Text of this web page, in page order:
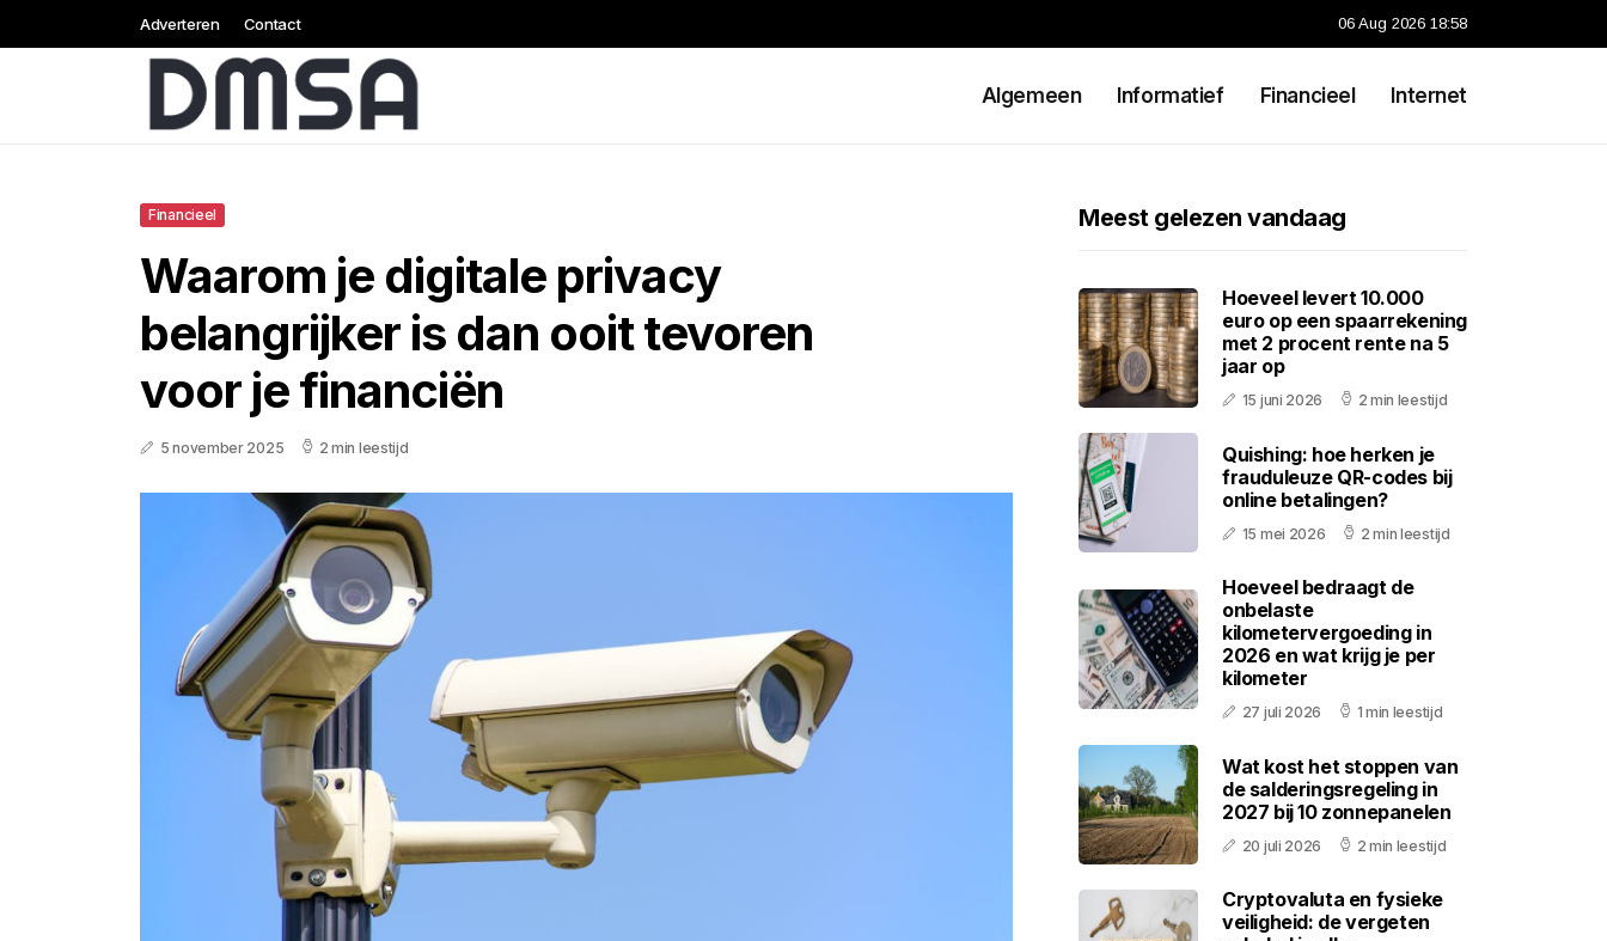
Adverteren Contact 06 Aug 2026 18:58
Algemeen Informatief Financieel Internet
Financieel
Waarom je digitale privacy
belangrijker is dan ooit tevoren
voor je financiën
5 november 2025 2 min leestijd
Meest gelezen vandaag
Hoeveel levert 10.000
euro op een spaarrekening
met 2 procent rente na 5
jaar op
15 juni 2026 2 min leestijd
Quishing: hoe herken je
frauduleuze QR-codes bij
online betalingen?
15 mei 2026 2 min leestijd
Hoeveel bedraagt de
onbelaste
kilometervergoeding in
2026 en wat krijg je per
kilometer
27 juli 2026 1 min leestijd
Wat kost het stoppen van
de salderingsregeling in
2027 bij 10 zonnepanelen
20 juli 2026 2 min leestijd
Cryptovaluta en fysieke
veiligheid: de vergeten